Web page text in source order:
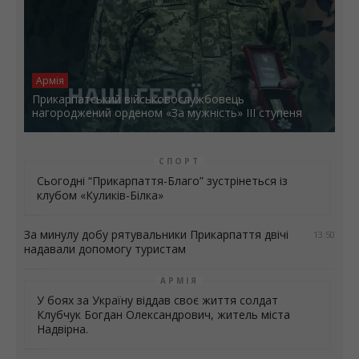
Армія
Прикарпатський військовослужбовець
нагороджений орденом «За мужність» ІІІ ступеня
СПОРТ
Сьогодні “Прикарпаття-Благо” зустрінеться із
клубом «Куликів-Білка»
13:50
За минулу добу рятувальники Прикарпаття двічі
надавали допомогу туристам
АРМІЯ
У боях за Україну віддав своє життя солдат
Клубчук Богдан Олександрович, житель міста
Надвірна.